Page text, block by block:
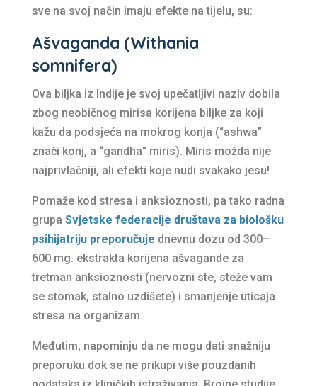
sve na svoj način imaju efekte na tijelu, su:
Ašvaganda (Withania
somnifera)
Ova biljka iz Indije je svoj upečatljivi naziv dobila
zbog neobičnog mirisa korijena biljke za koji
kažu da podsjeća na mokrog konja (“ashwa”
znači konj, a “gandha” miris). Miris možda nije
najprivlačniji, ali efekti koje nudi svakako jesu!
Pomaže kod stresa i anksioznosti, pa tako radna
grupa Svjetske federacije društava za biološku
psihijatriju preporučuje dnevnu dozu od 300–
600 mg. ekstrakta korijena ašvagande za
tretman anksioznosti (nervozni ste, steže vam
se stomak, stalno uzdišete) i smanjenje uticaja
stresa na organizam.
Međutim, napominju da ne mogu dati snažniju
preporuku dok se ne prikupi više pouzdanih